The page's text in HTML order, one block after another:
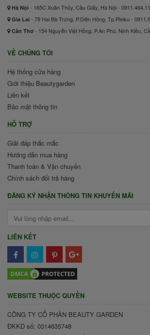
Hà Nội - 165C Xuân Thủy, Cầu Giấy, Hà Nội -
Gia Lai - 79 Hai Bà Trưng, P.Diên Hồng, Tp.Pleiku -
Cần Thơ - 154 Nguyễn Việt Hồng, P.An Phú, Ninh Kiều,
VỀ CHÚNG TÔI
Hệ thống cửa hàng
Giới thiệu Beautygarden
Liên kết
Bảo mật thông tin
HỖ TRỢ
Giải đáp thắc mắc
Hướng dẫn mua hàng
Thanh toán & Vận chuyển
Chính sách đổi trả hàng
ĐĂNG KÝ NHẬN THÔNG TIN KHUYẾN MÃI
LIÊN KẾT
WEBSITE THUỘC QUYỀN
CÔNG TY CỔ PHẦN BEAUTY GARDEN
ĐKKD số: 0314635748